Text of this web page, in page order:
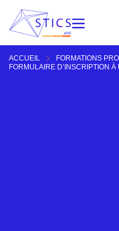
ACCUEIL
FORMATIONS
FORMULAIRE D’INSCRIPTION